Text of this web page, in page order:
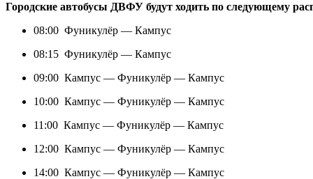
Городские автобусы ДВФУ будут ходить по следующему
08:00 Фуникулёр — Кампус
08:15 Фуникулёр — Кампус
09:00 Кампус — Фуникулёр — Кампус
10:00 Кампус — Фуникулёр — Кампус
11:00 Кампус — Фуникулёр — Кампус
12:00 Кампус — Фуникулёр — Кампус
14:00 Кампус — Фуникулёр — Кампус